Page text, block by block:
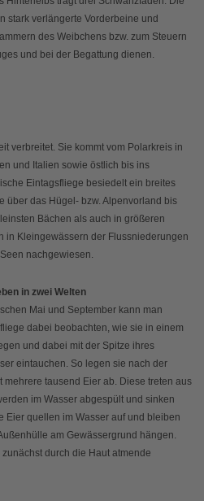
stark verlängerte Vorderbeine und
des Weibchens bzw. zum Steuern
und bei der Begattung dienen.
verbreitet. Sie kommt vom Polarkreis in
und Italien sowie östlich bis ins
Eintagsfliege besiedelt ein breites
über das Hügel- bzw. Alpenvorland bis
Bächen als auch in größeren
in Kleingewässern der Flussniederungen
nachgewiesen.
in zwei Welten
Mai und September kann man
dabei beobachten, wie sie in einem
und dabei mit der Spitze ihres
eintauchen. So legen sie nach der
tausend Eier ab. Diese treten aus
im Wasser abgespült und sinken
Eier quellen im Wasser auf und bleiben
am Gewässergrund hängen.
durch die Haut atmende